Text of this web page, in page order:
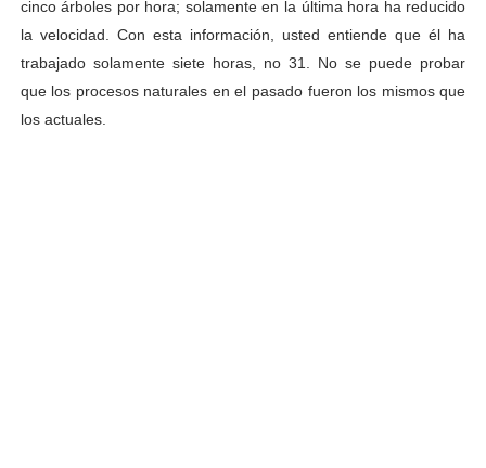
cinco árboles por hora; solamente en la última hora ha reducido
la velocidad. Con esta información, usted entiende que él ha
trabajado solamente siete horas, no 31. No se puede probar
que los procesos naturales en el pasado fueron los mismos que
los actuales.